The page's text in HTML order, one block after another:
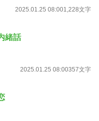
2025.01.25 08:001,228文字
緒話
2025.01.25 08:00357文字